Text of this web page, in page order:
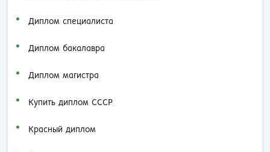
Диплом специалиста
Диплом бакалавра
Диплом магистра
Купить диплом СССР
Красный диплом